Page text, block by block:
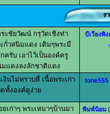
ะชัยวัฒน์ กรุวัดเชิงท่า
กั่วสนิมแดง เดิมๆพระมี
ครับ เอาไว้เป็นองค์ครู
แดงลงลักชาติแดง
บีเวียงพิง
งินไม่ทราบที่ เนื้อพระเก่า
ทั้งองค์ดูง่าย
tone555
เก่าๆ พระเหมาๆบ้านมา พิมพ์นิยม (